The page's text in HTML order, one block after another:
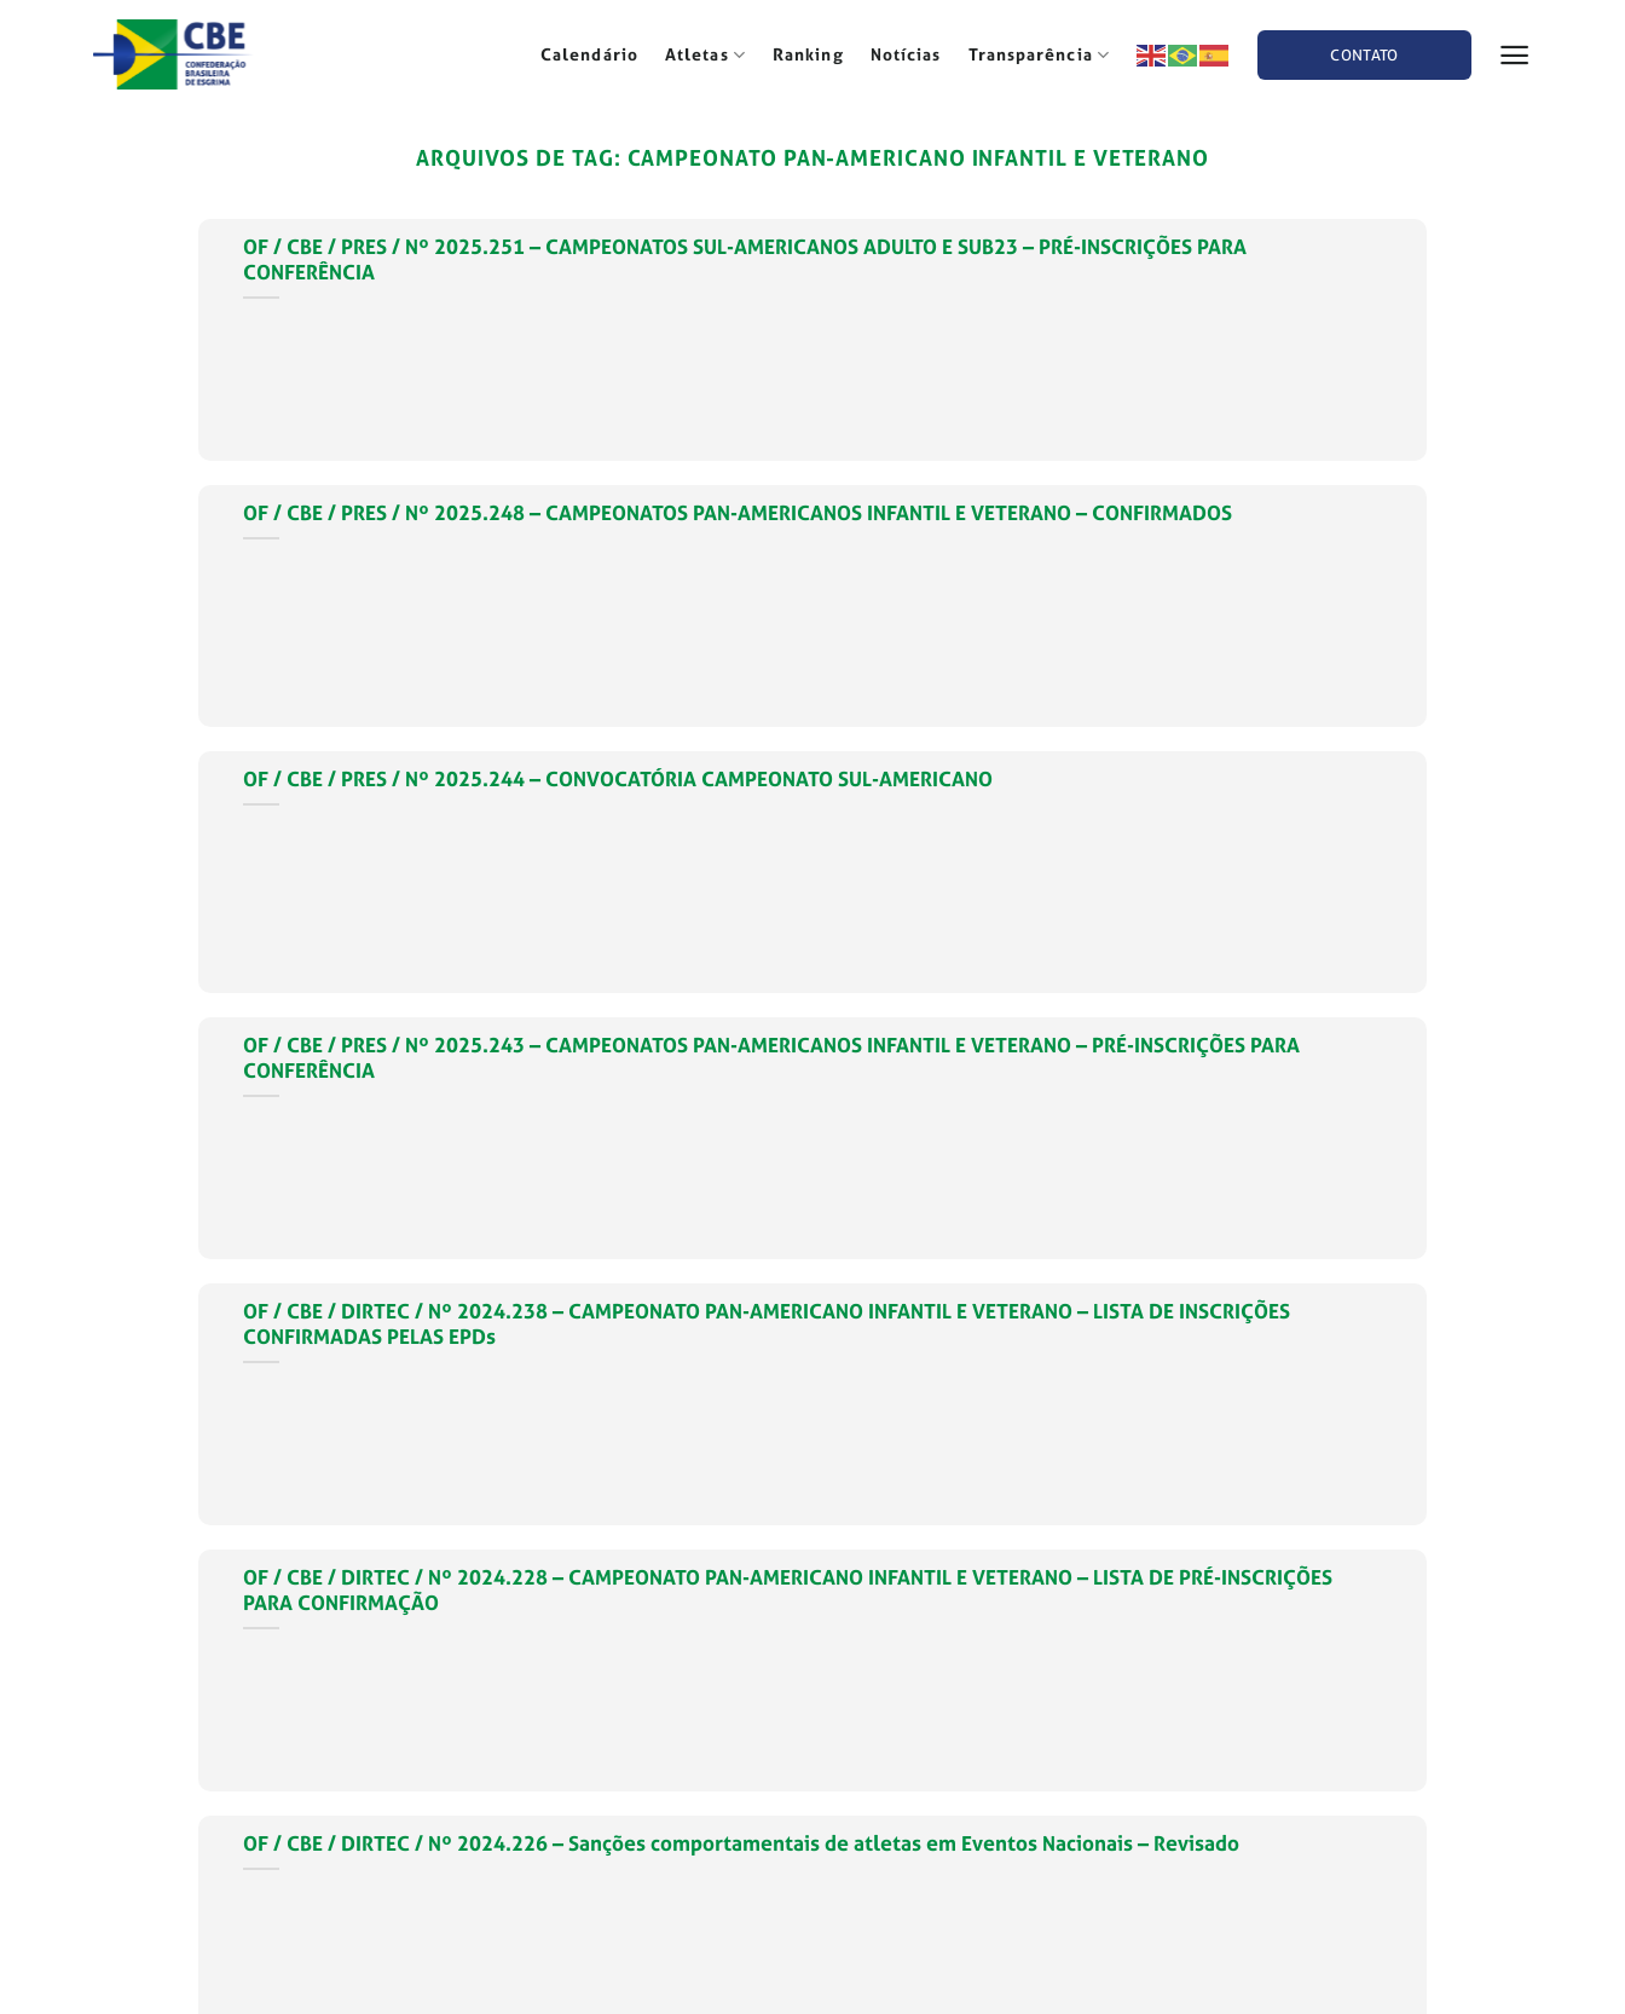
Calendário Atletas Ranking Notícias Transparência CONTATO
ARQUIVOS DE TAG: CAMPEONATO PAN-AMERICANO INFANTIL E VETERANO
OF / CBE / PRES / Nº 2025.251 – CAMPEONATOS SUL-AMERICANOS ADULTO E SUB23 – PRÉ-INSCRIÇÕES PARA
CONFERÊNCIA
OF / CBE / PRES / Nº 2025.248 – CAMPEONATOS PAN-AMERICANOS INFANTIL E VETERANO – CONFIRMADOS
OF / CBE / PRES / Nº 2025.244 – CONVOCATÓRIA CAMPEONATO SUL-AMERICANO
OF / CBE / PRES / Nº 2025.243 – CAMPEONATOS PAN-AMERICANOS INFANTIL E VETERANO – PRÉ-INSCRIÇÕES PARA
CONFERÊNCIA
OF / CBE / DIRTEC / Nº 2024.238 – CAMPEONATO PAN-AMERICANO INFANTIL E VETERANO – LISTA DE INSCRIÇÕES
CONFIRMADAS PELAS EPDs
OF / CBE / DIRTEC / Nº 2024.228 – CAMPEONATO PAN-AMERICANO INFANTIL E VETERANO – LISTA DE PRÉ-INSCRIÇÕES
PARA CONFIRMAÇÃO
OF / CBE / DIRTEC / Nº 2024.226 – Sanções comportamentais de atletas em Eventos Nacionais – Revisado